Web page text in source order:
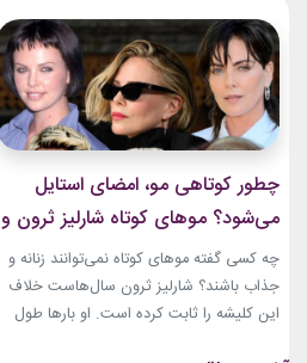
چطور کوتاهی مو، امضای استایل
می‌شود؟ موهای کوتاه شارلیز ثرون و
۹ تغییر جسورانه
چه کسی گفته موهای کوتاه نمی‌توانند زنانه و
جذاب باشند؟ شارلیز ثرون سال‌هاست خلاف
این کلیشه را ثابت کرده است. او بارها طول